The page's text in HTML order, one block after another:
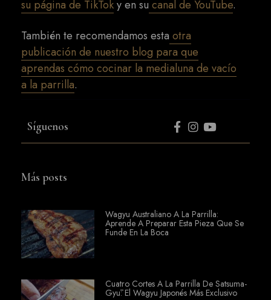
su página de TikToky en su canal de YouTube.
También te recomendamos esta otra
publicación de nuestro blog para que
aprendas cómo cocinar la medialuna de vacío
a la parrilla.
Síguenos
Más posts
Wagyu Australiano A La Parrilla:
Aprende A Preparar Esta Pieza Que Se
Funde En La Boca
Cuatro Cortes A La Parrilla De Satsuma-
Gyū: El Wagyu Japonés Más Exclusivo